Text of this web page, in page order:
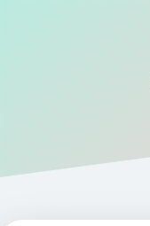
Gizlilik Politikası
Yasal Uyarı